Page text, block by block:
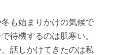
も始まりかけの気候で
待機するのは肌寒い。
話しかけてきたのは私